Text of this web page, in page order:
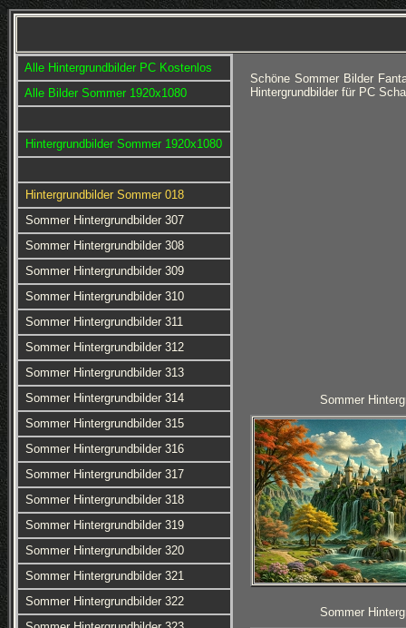
Alle Hintergrundbilder PC Kostenlos
Alle Bilder Sommer 1920x1080
Hintergrundbilder Sommer 1920x1080
Hintergrundbilder Sommer 018
Sommer Hintergrundbilder 307
Sommer Hintergrundbilder 308
Sommer Hintergrundbilder 309
Sommer Hintergrundbilder 310
Sommer Hintergrundbilder 311
Sommer Hintergrundbilder 312
Sommer Hintergrundbilder 313
Sommer Hintergrundbilder 314
Sommer Hintergrundbilder 315
Sommer Hintergrundbilder 316
Sommer Hintergrundbilder 317
Sommer Hintergrundbilder 318
Sommer Hintergrundbilder 319
Sommer Hintergrundbilder 320
Sommer Hintergrundbilder 321
Sommer Hintergrundbilder 322
Schöne Sommer Bilder
Hintergrundbilder für PC
Sommer
Sommer